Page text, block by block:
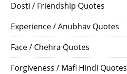
Dosti / Friendship Quotes
Experience / Anubhav Quotes
Face / Chehra Quotes
Forgiveness / Mafi Hindi Quotes